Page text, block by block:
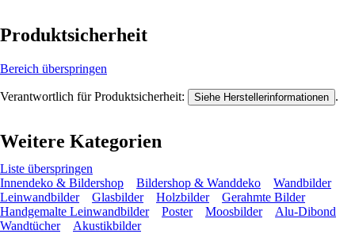
Produktsicherheit
Bereich überspringen
Verantwortlich für Produktsicherheit: Siehe Herstellerinformationen .
Weitere Kategorien
Liste überspringen
Innendeko & Bildershop
Bildershop & Wanddeko
Wandbilder
Leinwandbilder
Glasbilder Holzbilder
Gerahmte Bilder
Handgemalte Leinwandbilder
Poster Moosbilder
Alu-Dibond
Wandtücher
Akustikbilder